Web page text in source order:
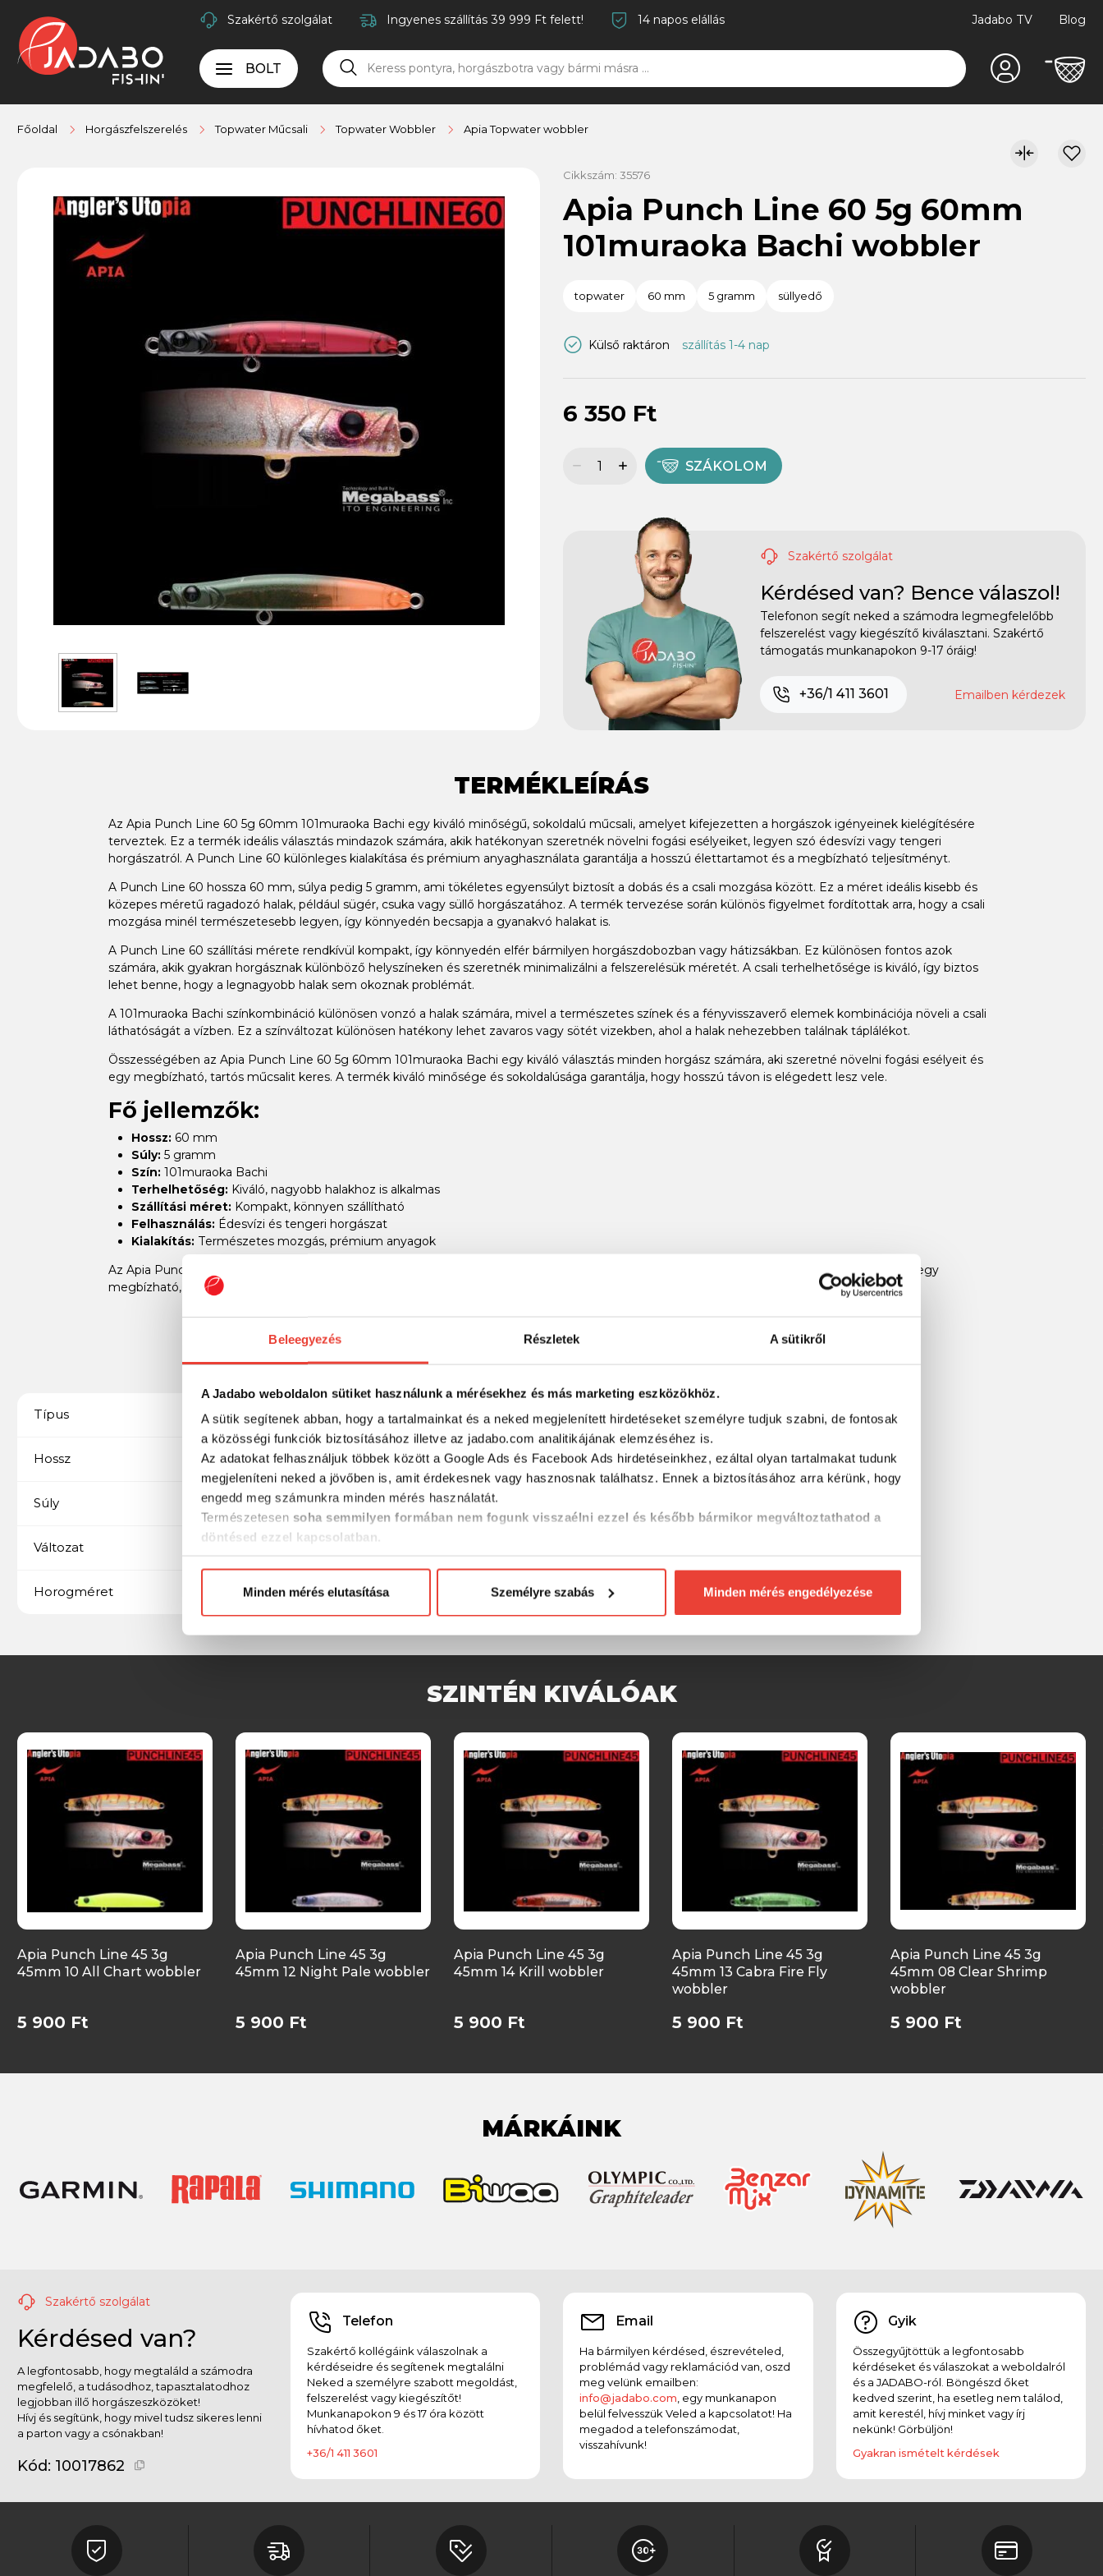
Beleegyezés Részletek A sütikről
A Jadabo weboldalon sütiket használunk a mérésekhez és más marketing eszközökhöz.
A sütik segítenek abban, hogy a tartalmainkat és a neked megjelenített hirdetéseket személyre tudjuk szabni, de fontosak
a közösségi funkciók biztosításához illetve az jadabo.com analitikájának elemzéséhez is.
Az adatokat felhasználjuk többek között a Google Ads és Facebook Ads hirdetéseinkhez, ezáltal olyan tartalmakat tudunk
megjeleníteni neked a jövőben is, amit érdekesnek vagy hasznosnak találhatsz. Ennek a biztosításához arra kérünk, hogy
engedd meg számunkra minden mérés használatát.
Természetesen soha semmilyen formában nem fogunk visszaélni ezzel és később bármikor megváltoztathatod a
döntésed ezzel kapcsolatban.
Előre is köszönjük!
Minden mérés elutasítása Személyre szabás Minden mérés engedélyezése
Szakértő szolgálat Ingyenes szállítás 39 999 Ft felett! 14 napos elállás Jadabo TV Blog
BOLT
Főoldal Horgászfelszerelés Topwater Műcsali Topwater Wobbler Apia Topwater wobbler
Cikkszám: 35576
Apia Punch Line 60 5g 60mm
101muraoka Bachi wobbler
topwater 60 mm 5 gramm süllyedő
Külső raktáron szállítás 1-4 nap
6 350 Ft
SZÁKOLOM
Szakértő szolgálat
Kérdésed van? Bence válaszol!
Telefonon segít neked a számodra legmegfelelőbb
felszerelést vagy kiegészítő kiválasztani. Szakértő
támogatás munkanapokon 9-17 óráig!
+36/1 411 3601 Emailben kérdezek
TERMÉKLEÍRÁS
Az Apia Punch Line 60 5g 60mm 101muraoka Bachi egy kiváló minőségű, sokoldalú műcsali, amelyet kifejezetten a horgászok igényeinek kielégítésére
terveztek. Ez a termék ideális választás mindazok számára, akik hatékonyan szeretnék növelni fogási esélyeiket, legyen szó édesvízi vagy tengeri
horgászatról. A Punch Line 60 különleges kialakítása és prémium anyaghasználata garantálja a hosszú élettartamot és a megbízható teljesítményt.
A Punch Line 60 hossza 60 mm, súlya pedig 5 gramm, ami tökéletes egyensúlyt biztosít a dobás és a csali mozgása között. Ez a méret ideális kisebb és
közepes méretű ragadozó halak, például sügér, csuka vagy süllő horgászatához. A termék tervezése során különös figyelmet fordítottak arra, hogy a csali
mozgása minél természetesebb legyen, így könnyedén becsapja a gyanakvó halakat is.
A Punch Line 60 szállítási mérete rendkívül kompakt, így könnyedén elfér bármilyen horgászdobozban vagy hátizsákban. Ez különösen fontos azok
számára, akik gyakran horgásznak különböző helyszíneken és szeretnék minimalizálni a felszerelésük méretét. A csali terhelhetősége is kiváló, így biztos
lehet benne, hogy a legnagyobb halak sem okoznak problémát.
A 101muraoka Bachi színkombináció különösen vonzó a halak számára, mivel a természetes színek és a fényvisszaverő elemek kombinációja növeli a csali
láthatóságát a vízben. Ez a színváltozat különösen hatékony lehet zavaros vagy sötét vizekben, ahol a halak nehezebben találnak táplálékot.
Összességében az Apia Punch Line 60 5g 60mm 101muraoka Bachi egy kiváló választás minden horgász számára, aki szeretné növelni fogási esélyeit és
egy megbízható, tartós műcsalit keres. A termék kiváló minősége és sokoldalúsága garantálja, hogy hosszú távon is elégedett lesz vele.
Fő jellemzők:
Hossz: 60 mm
Súly: 5 gramm
Szín: 101muraoka Bachi
Terhelhetőség: Kiváló, nagyobb halakhoz is alkalmas
Szállítási méret: Kompakt, könnyen szállítható
Felhasználás: Édesvízi és tengeri horgászat
Kialakítás: Természetes mozgás, prémium anyagok
Az Apia Punch Line 60 5g 60mm 101muraoka Bachi műcsali minden horgász számára ideális választás, aki szeretné növelni fogási esélyeit és egy
megbízható, tartós terméket keres.
RÉSZLETES ADATOK
Típus Topwater
Hossz 60 mm
Súly 5 gramm
Változat
Horogméret 10
SZINTÉN KIVÁLÓAK
Apia Punch Line 45 3g
45mm 10 All Chart wobbler
5 900 Ft
Apia Punch Line 45 3g
45mm 12 Night Pale wobbler
5 900 Ft
Apia Punch Line 45 3g
45mm 14 Krill wobbler
5 900 Ft
Apia Punch Line 45 3g
45mm 13 Cabra Fire Fly
wobbler
5 900 Ft
Apia Punch Line 45 3g
45mm 08 Clear Shrimp
wobbler
5 900 Ft
MÁRKÁINK
Szakértő szolgálat
Kérdésed van?
A legfontosabb, hogy megtaláld a számodra
megfelelő, a tudásodhoz, tapasztalatodhoz
legjobban illő horgászeszközöket!
Hívj és segítünk, hogy mivel tudsz sikeres lenni
a parton vagy a csónakban!
Kód: 10017862
Telefon
Szakértő kollégáink válaszolnak a
kérdéseidre és segítenek megtalálni
Neked a személyre szabott megoldást,
felszerelést vagy kiegészítőt!
Munkanapokon 9 és 17 óra között
hívhatod őket.
+36/1 411 3601
Email
Ha bármilyen kérdésed, észrevételed,
problémád vagy reklamációd van, oszd
meg velünk emailben:
info@jadabo.com , egy munkanapon
belül felvesszük Veled a kapcsolatot! Ha
megadod a telefonszámodat,
visszahívunk!
Gyik
Összegyűjtöttük a legfontosabb
kérdéseket és válaszokat a weboldalról
és a JADABO-ról. Böngészd őket
kedved szerint, ha esetleg nem találod,
amit kerestél, hívj minket vagy írj
nekünk! Görbüljön!
Gyakran ismételt kérdések